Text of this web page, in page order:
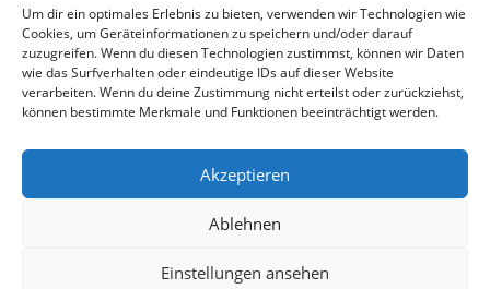
Um dir ein optimales Erlebnis zu bieten, verwenden wir Technologien wie
Cookies, um Geräteinformationen zu speichern und/oder darauf
zuzugreifen. Wenn du diesen Technologien zustimmst, können wir Daten
wie das Surfverhalten oder eindeutige IDs auf dieser Website
verarbeiten. Wenn du deine Zustimmung nicht erteilst oder zurückziehst,
können bestimmte Merkmale und Funktionen beeinträchtigt werden.
Akzeptieren
Ablehnen
Einstellungen ansehen
Biologisches Wunder in Ceuta
Ein vermeintliches Abschiebemärchen
Archiv